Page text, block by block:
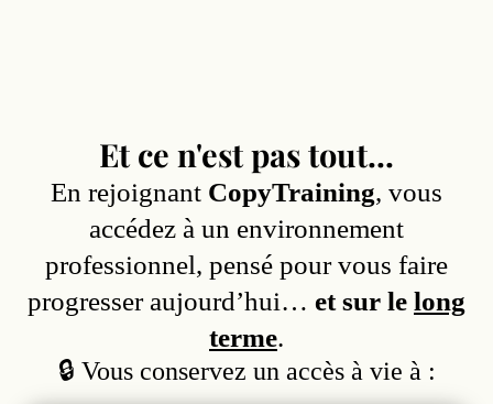
Et ce n'est pas tout...
En rejoignant CopyTraining, vous
accédez à un environnement
professionnel, pensé pour vous faire
progresser aujourd’hui… et sur le long
terme.
🔒 Vous conservez un accès à vie à :